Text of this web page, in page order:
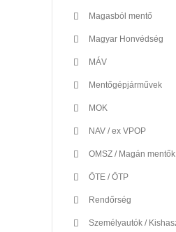
Magasból mentő
Magyar Honvédség
MÁV
Mentőgépjárművek
MOK
NAV / ex VPOP
OMSZ / Magán mentők
ÖTE / ÖTP
Rendőrség
Személyautók /